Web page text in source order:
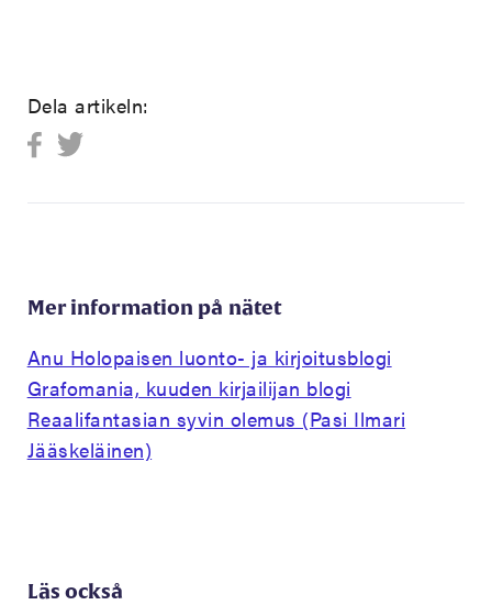
Dela artikeln:
Mer information på nätet
Anu Holopaisen luonto- ja kirjoitusblogi
Grafomania, kuuden kirjailijan blogi
Reaalifantasian syvin olemus (Pasi Ilmari
Jääskeläinen)
Läs också